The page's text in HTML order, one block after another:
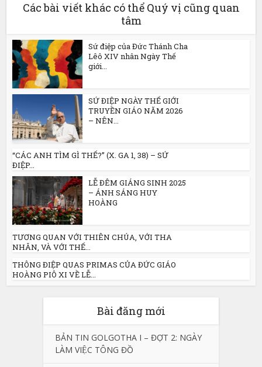
Các bài viết khác có thể Quý vị cũng quan
tâm
Sứ điệp của Đức Thánh Cha
Lêô XIV nhân Ngày Thế
giới...
SỨ ĐIỆP NGÀY THẾ GIỚI
TRUYỀN GIÁO NĂM 2026
– NÊN...
“CÁC ANH TÌM GÌ THẾ?” (X. GA 1, 38) – SỨ
ĐIỆP...
LỄ ĐÊM GIÁNG SINH 2025
– ÁNH SÁNG HUY
HOÀNG
TƯƠNG QUAN VỚI THIÊN CHÚA, VỚI THA
NHÂN, VÀ VỚI THẾ...
THÔNG ĐIỆP QUAS PRIMAS CỦA ĐỨC GIÁO
HOÀNG PIÔ XI VỀ LỄ...
Bài đăng mới
BẢN TIN GOLGOTHA I – ĐỢT 2: NGÀY
LÀM VIỆC TÔNG ĐỒ